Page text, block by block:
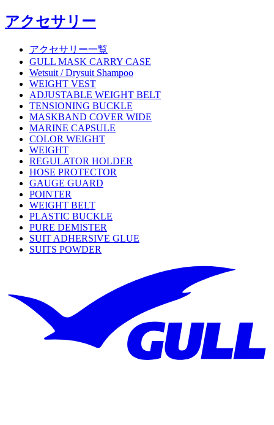
アクセサリー
アクセサリー一覧
GULL MASK CARRY CASE
Wetsuit / Drysuit Shampoo
WEIGHT VEST
ADJUSTABLE WEIGHT BELT
TENSIONING BUCKLE
MASKBAND COVER WIDE
MARINE CAPSULE
COLOR WEIGHT
WEIGHT
REGULATOR HOLDER
HOSE PROTECTOR
GAUGE GUARD
POINTER
WEIGHT BELT
PLASTIC BUCKLE
PURE DEMISTER
SUIT ADHERSIVE GLUE
SUITS POWDER